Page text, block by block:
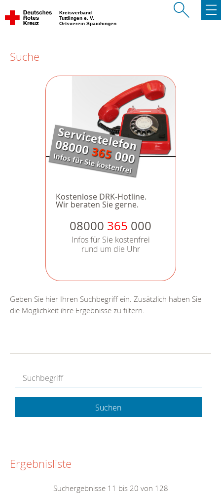
Kreisverband
Tuttlingen e. V.
Ortsverein Spaichingen
Suche
Kostenlose DRK-Hotline.
Wir beraten Sie gerne.
08000 365 000
Infos für Sie kostenfrei
rund um die Uhr
Geben Sie hier Ihren Suchbegriff ein. Zusätzlich haben Sie
die Möglichkeit ihre Ergebnisse zu filtern.
Suchen
Ergebnisliste
Suchergebnisse 11 bis 20 von 128